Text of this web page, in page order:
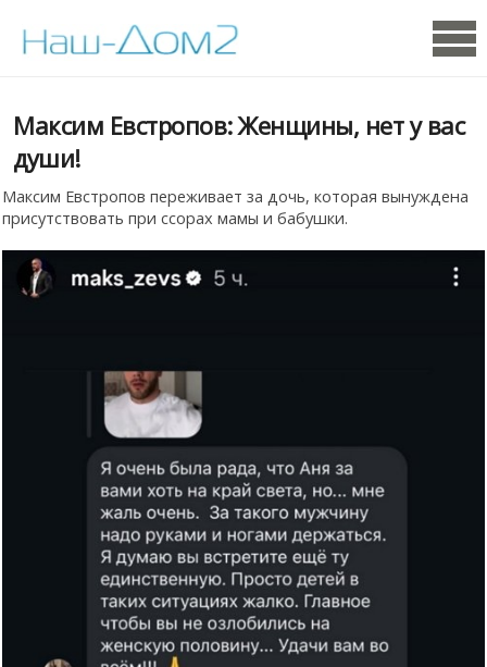
Максим Евстропов: Женщины, нет у вас
души!
Максим Евстропов переживает за дочь, которая вынуждена
присутствовать при ссорах мамы и бабушки.